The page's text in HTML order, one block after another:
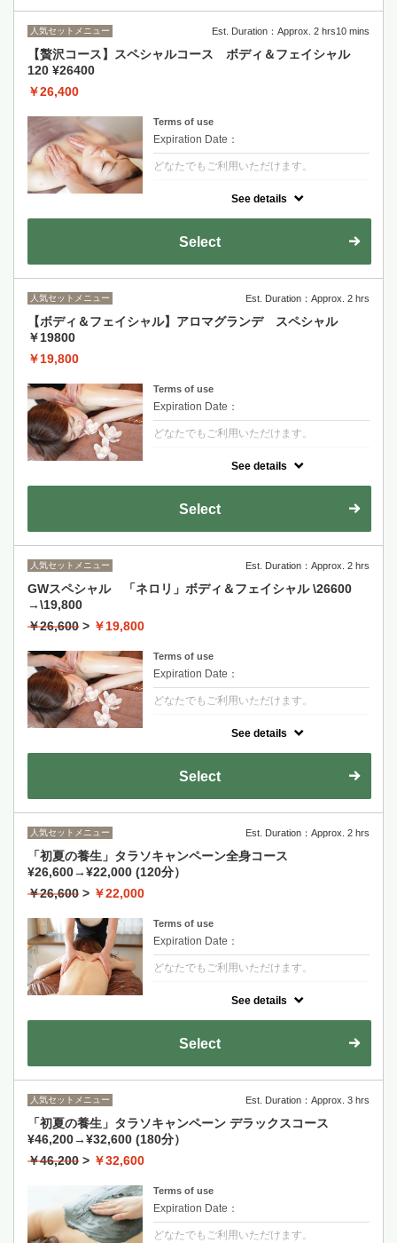
人気セットメニュー Est. Duration：Approx. 2 hrs10 mins
【贅沢コース】スペシャルコース ボディ＆フェイシャル
120 ¥26400
￥26,400
Terms of use
Expiration Date：
どなたでもご利用いただけます。
ィだけでなく小顔になれるお顔のリンパマッ
サージもセットのスペシャルコース！発汗＆
バンテージでボディメイキングが望めます。
全身リンパマッサージ→バンテージ（発汗）
→フェイスリンパマッサージ→ヘッドマッサ
See details
Select
人気セットメニュー Est. Duration：Approx. 2 hrs
【ボディ＆フェイシャル】アロマグランデ スペシャル
￥19800
￥19,800
Terms of use
Expiration Date：
どなたでもご利用いただけます。
サージの付いたスペシャルアロマコース
ホットストーンを使用して全身アロママッサ
ージの後、小顔フェイスリンパマッサージが
ホットストーン→全身アロママッサージ→お
顔フェイスリンパマッサージ→ヘッドマッサ
See details
Select
人気セットメニュー Est. Duration：Approx. 2 hrs
GWスペシャル 「ネロリ」ボディ＆フェイシャル \26600
→\19,800
￥26,600 > ￥19,800
Terms of use
Expiration Date：
どなたでもご利用いただけます。
ェイスも再生して美肌になるスペシャルコー
スです。
See details
Select
人気セットメニュー Est. Duration：Approx. 2 hrs
「初夏の養生」タラソキャンペーン全身コース
¥26,600→¥22,000 (120分）
￥26,600 > ￥22,000
Terms of use
Expiration Date：
どなたでもご利用いただけます。
皮吸収させ、余分な水分の排泄を促します。
さらに全身をしっかりリンパマッサージを行
い代謝アップ！
See details
Select
人気セットメニュー Est. Duration：Approx. 3 hrs
「初夏の養生」タラソキャンペーン デラックスコース
¥46,200→¥32,600 (180分）
￥46,200 > ￥32,600
Terms of use
Expiration Date：
どなたでもご利用いただけます。